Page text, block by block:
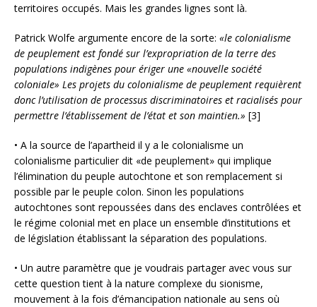
territoires occupés. Mais les grandes lignes sont là.
Patrick Wolfe argumente encore de la sorte: «le colonialisme
de peuplement est fondé sur l’expropriation de la terre des
populations indigènes pour ériger une «nouvelle société
coloniale» Les projets du colonialisme de peuplement requièrent
donc l’utilisation de processus discriminatoires et racialisés pour
permettre l’établissement de l’état et son maintien.» [3]
• A la source de l’apartheid il y a le colonialisme un
colonialisme particulier dit «de peuplement» qui implique
l’élimination du peuple autochtone et son remplacement si
possible par le peuple colon. Sinon les populations
autochtones sont repoussées dans des enclaves contrôlées et
le régime colonial met en place un ensemble d’institutions et
de législation établissant la séparation des populations.
• Un autre paramètre que je voudrais partager avec vous sur
cette question tient à la nature complexe du sionisme,
mouvement à la fois d’émancipation nationale au sens où